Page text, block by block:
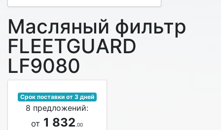
Масляный фильтр
FLEETGUARD
LF9080
Срок поставки от 3 дней
8 предложений:
от 1 832.00